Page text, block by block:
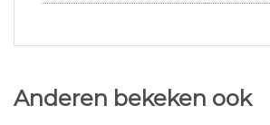
Anderen bekeken ook